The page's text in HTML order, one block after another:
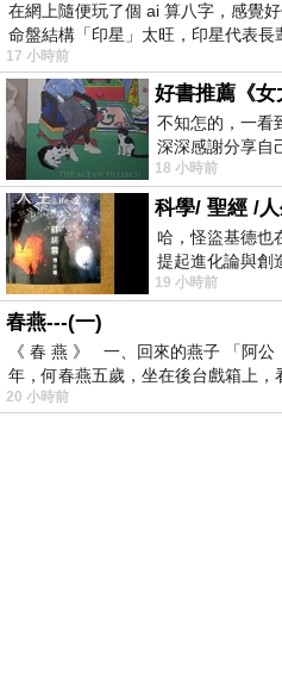
在網上隨便玩了個 ai 算八字，感覺
命盤結構「印星」太旺，印星代表
17 小時前
不知怎的，一看
深深感謝分享自
不同樣貌的家庭
18 小時前
科學/ 聖經 /
哈，怪盜基德也
提起進化論與創
時間就有「 進化
19 小時前
春燕---(一)
《 春 燕 》 一、回來的燕子 「阿
年，何春燕五歲，坐在後台戲箱上，
20 小時前